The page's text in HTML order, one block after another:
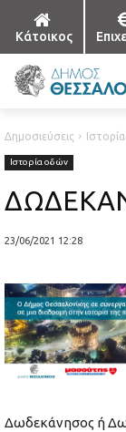
Κάτοικος
Δημοσιεύσεις
Ιστορία οδών
23/06/2021 12:28
Δωδεκάνησος ή